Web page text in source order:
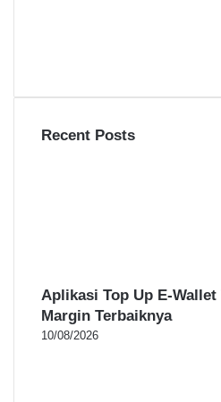
Recent Posts
Aplikasi Top Up E-Wallet
Margin Terbaiknya
10/08/2026